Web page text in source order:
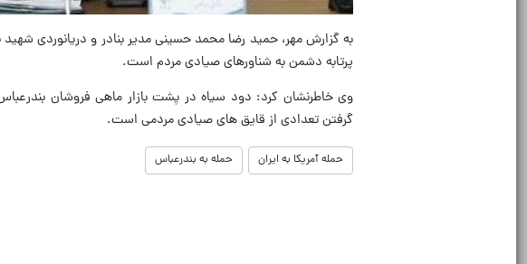
به گزارش مهر، حمید رضا محمد حسینی مدیر بنادر و دریانوردی
پرتابه دشمن به شناورهای صیادی مردم است.
وی خاطرنشان کرد: دود سیاه در پشت بازار ماهی فروشان
گرفتن تعدادی از قایق های صیادی مردمی است.
حمله آمریکا به ایران حمله به بندرعباس